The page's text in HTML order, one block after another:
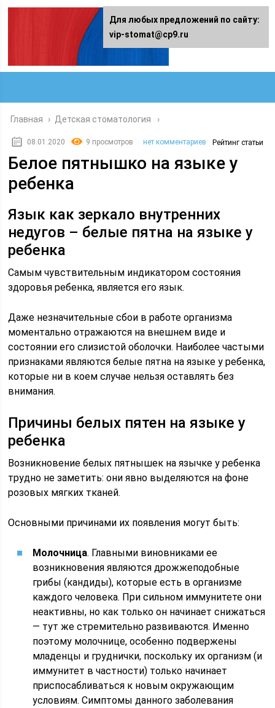
Главная › Детская стоматология
08.01.2020 9 просмотров нет комментариев Рейтинг статьи
Белое пятнышко на языке у
ребенка
Язык как зеркало внутренних
недугов – белые пятна на языке у
ребенка
Самым чувствительным индикатором состояния
здоровья ребенка, является его язык.
Даже незначительные сбои в работе организма
моментально отражаются на внешнем виде и
состоянии его слизистой оболочки. Наиболее частыми
признаками являются белые пятна на языке у ребенка,
которые ни в коем случае нельзя оставлять без
внимания.
Причины белых пятен на языке у
ребенка
Возникновение белых пятнышек на язычке у ребенка
трудно не заметить: они явно выделяются на фоне
розовых мягких тканей.
Основными причинами их появления могут быть:
Молочница. Главными виновниками ее
возникновения являются дрожжеподобные
грибы (кандиды), которые есть в организме
каждого человека. При сильном иммунитете они
неактивны, но как только он начинает снижаться
— тут же стремительно развиваются. Именно
поэтому молочнице, особенно подвержены
младенцы и груднички, поскольку их организм (и
иммунитет в частности) только начинает
приспосабливаться к новым окружающим
условиям. Симптомы данного заболевания
Для любых предложений по сайту:
vip-stomat@cp9.ru